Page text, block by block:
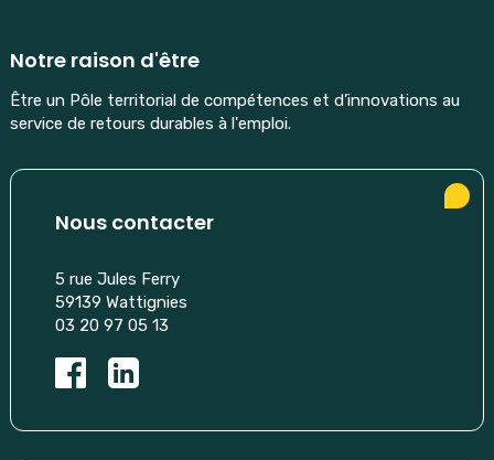
Notre raison d'être
Être un Pôle territorial de compétences et d’innovations au
service de retours durables à l'emploi.
Nous contacter
5 rue Jules Ferry
59139 Wattignies
03 20 97 05 13